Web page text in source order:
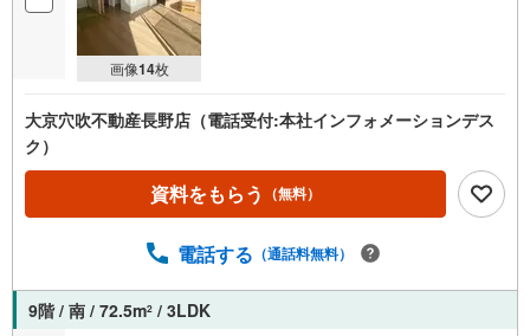
画像14枚
大京穴吹不動産長野店（電話受付:本社インフォメーションデス
ク）
資料をもらう （無料）
電話する （通話料無料）
9階 / 南 / 72.5m2 / 3LDK